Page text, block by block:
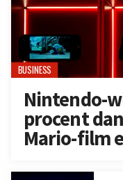
BUSINESS
Nintendo-
procent
Mario-film